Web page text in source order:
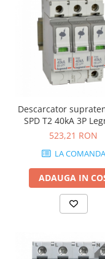
Descarcator
SPD T2 40kA 3P
412242
523,21 RON
LA COMANDA
ADAUGA IN